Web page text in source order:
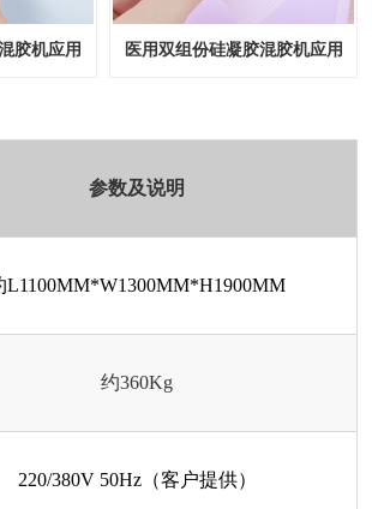
胶机应用 医用双组份硅凝胶混胶机应用
参数及说明
L1100MM*W1300MM*H1900MM
约360Kg
220/380V 50Hz（客户提供）